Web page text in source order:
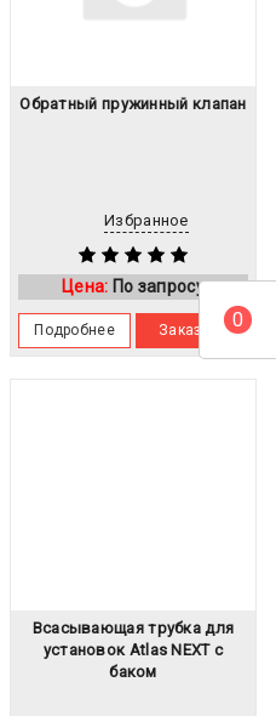
Обратный пружинный клапан
Избранное
Цена: По запросу
Подробнее Заказать
Всасывающая трубка для
установок Atlas NEXT с
баком
0